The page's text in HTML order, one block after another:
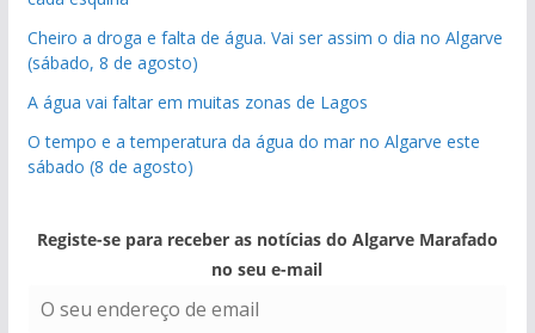
Cheiro a droga e falta de água. Vai ser assim o dia no Algarve
(sábado, 8 de agosto)
A água vai faltar em muitas zonas de Lagos
O tempo e a temperatura da água do mar no Algarve este
sábado (8 de agosto)
Registe-se para receber as notícias do Algarve Marafado
no seu e-mail